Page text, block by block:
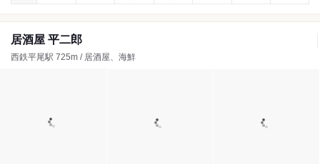
居酒屋 平二郎
西鉄平尾駅 725m / 居酒屋、海鮮